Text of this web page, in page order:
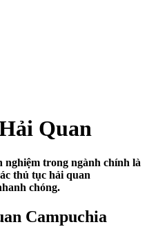
Quan
trong ngành chính là
thủ tục hải quan
chóng.
Campuchia